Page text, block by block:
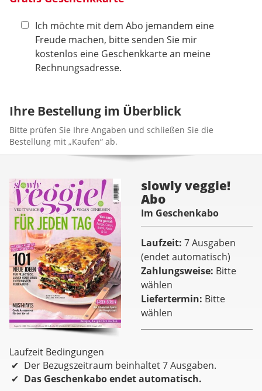
Ich möchte mit dem Abo jemandem eine
Freude machen, bitte senden Sie mir
kostenlos eine Geschenkkarte an meine
Rechnungsadresse.
Ihre Bestellung im Überblick
Bitte prüfen Sie Ihre Angaben und schließen Sie die
Bestellung mit „Kaufen“ ab.
slowly veggie!
Abo
Im Geschenkabo
Laufzeit 7 Ausgaben
(endet automatisch)
Zahlungsweise Bitte
wählen
Liefertermin Bitte
wählen
Laufzeit Bedingungen
Der Bezugszeitraum beinhaltet 7 Ausgaben.
Das Geschenkabo endet automatisch.